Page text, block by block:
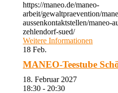
https://maneo.de/maneo-
arbeit/gewaltpraevention/
aussenkontaktstellen/maneo-
zehlendorf-sued/
Weitere Informationen
18 Feb.
MANEO-Teestube
18. Februar 2027
18:30 - 20:30